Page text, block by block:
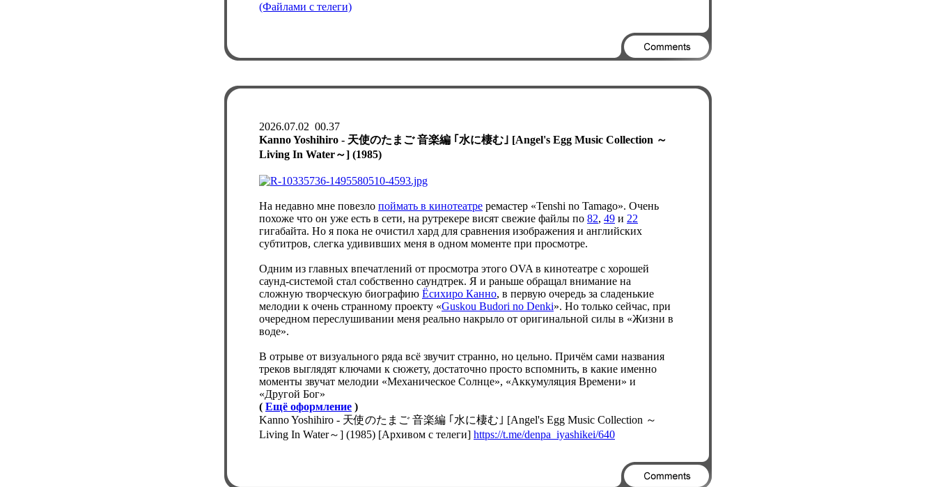
(Файлами с телеги)
2026.07.02 00.37
Kanno Yoshihiro - 天使のたまご 音楽編 ｢水に棲む｣ [Angel's Egg Music Collection ～
Living In Water～] (1985)
На недавно мне повезло поймать в кинотеатре ремастер «Tenshi no Tamago». Очень
похоже что он уже есть в сети, на рутрекере висят свежие файлы по 82, 49 и 22
гигабайта. Но я пока не очистил хард для сравнения изображения и английских
субтитров, слегка удививших меня в одном моменте при просмотре.
Одним из главных впечатлений от просмотра этого OVA в кинотеатре с хорошей
саунд-системой стал собственно саундтрек. Я и раньше обращал внимание на
сложную творческую биографию Ёсихиро Канно, в первую очередь за сладенькие
мелодии к очень странному проекту «Guskou Budori no Denki». Но только сейчас, при
очередном переслушивании меня реально накрыло от оригинальной силы в «Жизни в
воде».
В отрыве от визуального ряда всё звучит странно, но цельно. Причём сами названия
треков выглядят ключами к сюжету, достаточно просто вспомнить, в какие именно
моменты звучат мелодии «Механическое Солнце», «Аккумуляция Времени» и
«Другой Бог»
( Ещё оформление )
Kanno Yoshihiro - 天使のたまご 音楽編 ｢水に棲む｣ [Angel's Egg Music Collection ～
Living In Water～] (1985) [Архивом с телеги] https://t.me/denpa_iyashikei/640